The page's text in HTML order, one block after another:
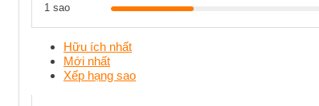
1 sao
Hữu ích nhất
Mới nhất
Xếp hạng sao